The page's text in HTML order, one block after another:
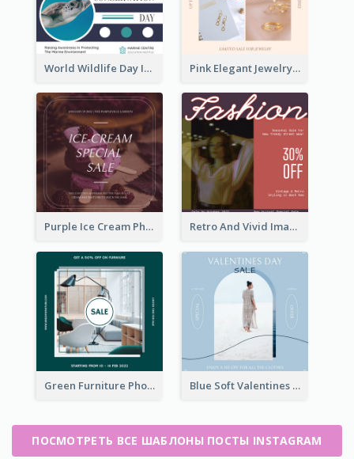
World Wildlife Day Instagram Post Pink Elegant Jewelry Sale Valentines Day Instagram Post
Purple Ice Cream Photo Dessert Sale Instagram Post Retro And Vivid Image Instagram Post Design Idea
Green Furniture Photo Furniture Sale Instagram Post Blue Soft Valentines Day Limited Sale Instagram Post
ПОСМОТРЕТЬ ВСЕ ШАБЛОНЫ ПОСТЫ INSTAGRAM